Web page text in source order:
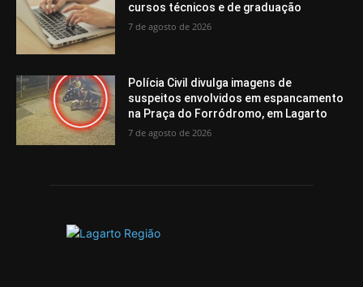
cursos técnicos e de graduação
7 de agosto de 2026
Polícia Civil divulga imagens de
suspeitos envolvidos em espancamento
na Praça do Forródromo, em Lagarto
7 de agosto de 2026